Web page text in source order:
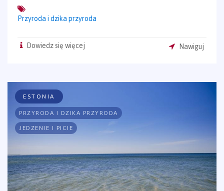
Przyroda i dzika przyroda
Dowiedz się więcej Nawiguj
ESTONIA
PRZYRODA I DZIKA PRZYRODA
JEDZENIE I PICIE